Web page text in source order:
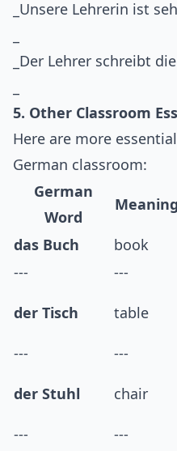
_Unsere Lehrerin ist
_Der Lehrer schreibt
5. Other Classroom
Here are more
German classroom:
German
Word
Meaning
das Buch book
---
---
der Tisch table
---
---
der Stuhl chair
---
---